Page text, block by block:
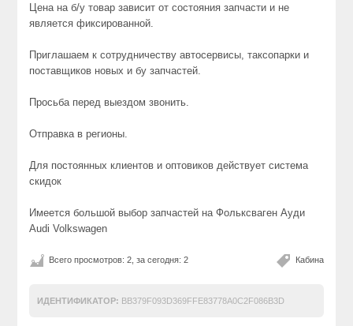
Цена на б/у товар зависит от состояния запчасти и не
является фиксированной.
Приглашаем к сотрудничеству автосервисы, таксопарки и
поставщиков новых и бу запчастей.
Просьба перед выездом звонить.
Отправка в регионы.
Для постоянных клиентов и оптовиков действует система
скидок
Имеется большой выбор запчастей на Фольксваген Ауди
Audi Volkswagen
Кабина
Всего просмотров: 2, за сегодня: 2
ИДЕНТИФИКАТОР: BB379F093D369FFE83778A0C2F086B3D